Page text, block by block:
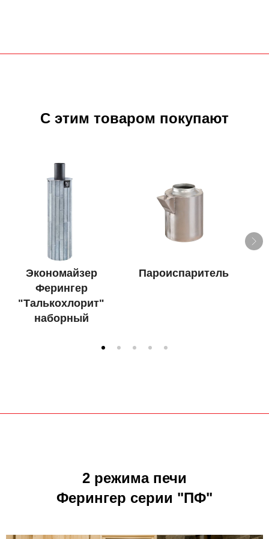
С этим товаром покупают
Экономайзер
Ферингер
"Талькохлорит"
наборный
Пароиспаритель
2 режима печи
Ферингер серии "ПФ"